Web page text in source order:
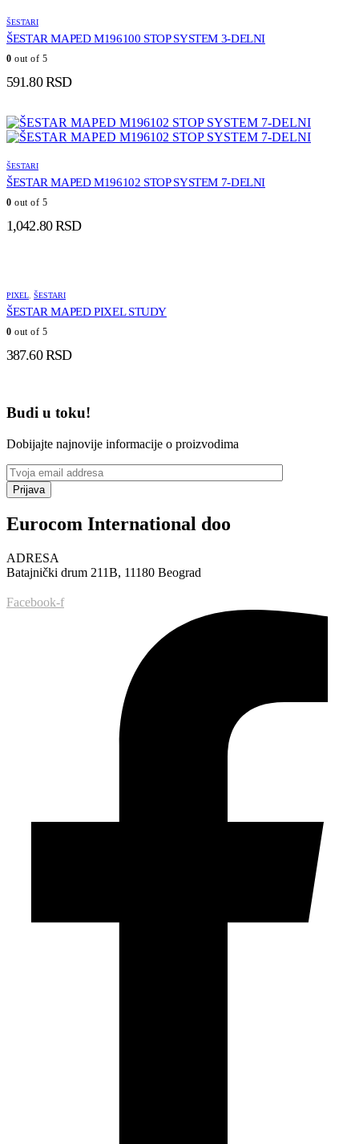
ŠESTARI
ŠESTAR MAPED M196100 STOP SYSTEM 3-DELNI
0 out of 5
591.80RSD
ŠESTARI
ŠESTAR MAPED M196102 STOP SYSTEM 7-DELNI
0 out of 5
1,042.80RSD
PIXEL ŠESTARI
ŠESTAR MAPED PIXEL STUDY
0 out of 5
387.60RSD
Budi u toku!
Dobijajte najnovije informacije o proizvodima
Prijava
Eurocom International doo
ADRESA
Batajnički drum 211B, 11180 Beograd
Facebook-f